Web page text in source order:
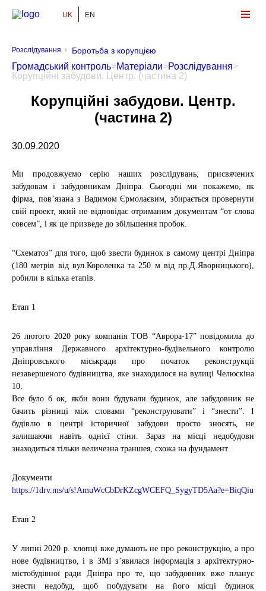
Громадський Контроль
UK EN
Розслідування Боротьба з корупцією
Громадський контроль>Матеріали>Розслідування>
Корупційні забудови. Центр. (частина 2)
Корупційні забудови. Центр.
(частина 2)
30.09.2020
Ми продовжуємо серію наших розслідувань, присвячених
забудовам і забудовникам Дніпра. Сьогодні ми покажемо, як
фірма, пов’язана з Вадимом Єрмолаєвим, збирається провернути
свій проект, який не відповідає отриманим документам “от слова
совсем”, і як це призведе до збільшення пробок.
“Схематоз” для того, щоб звести будинок в самому центрі Дніпра
(180 метрів від вул.Короленка та 250 м від пр.Д.Яворницького),
робили в кілька етапів.
Етап 1
26 лютого 2020 року компанія ТОВ “Аврора-17” повідомила до
управління Державного архітектурно-будівельного контролю
Дніпровського міськради про початок реконструкції
незавершеного будівництва, яке знаходилося на вулиці Челюскіна
10.
Все було б ок, якби вони будували будинок, але забудовник не
бачить різниці між словами “реконструювати” і “знести”. І
будівлю в центрі історичної забудови просто зносять, не
залишаючи навіть однієї стіни. Зараз на місці недобудови
знаходиться тільки величезна траншея, схожа на фундамент.
Документи
https://1drv.ms/u/s!AmuWcCbDrKZcgWCEFQ_SygyTD5Aa?e=BiqQiu
Етап 2
У липні 2020 р. хлопці вже думають не про реконструкцію, а про
нове будівництво, і в ЗМІ з’явилася інформація з архітектурно-
містобудівної ради Дніпра про те, що забудовник вже планує
знести недобуд, щоб побудувати на його місці будинок